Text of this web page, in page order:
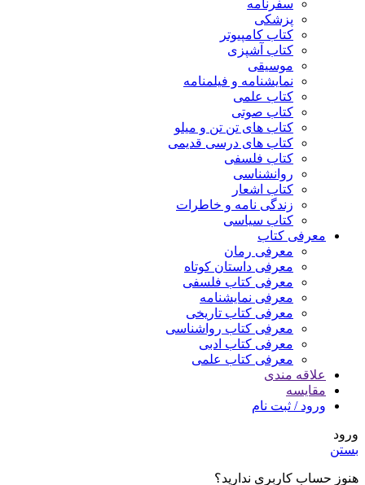
سفرنامه
پزشکی
کتاب کامپیوتر
کتاب آشپزی
موسیقی
نمایشنامه و فیلمنامه
کتاب علمی
کتاب صوتی
کتاب های تن تن و میلو
کتاب های درسی قدیمی
کتاب فلسفی
روانشناسی
کتاب اشعار
زندگی نامه و خاطرات
کتاب سیاسی
معرفی کتاب
معرفی رمان
معرفی داستان کوتاه
معرفی کتاب فلسفی
معرفی نمایشنامه
معرفی کتاب تاریخی
معرفی کتاب رواشناسی
معرفی کتاب ادبی
معرفی کتاب علمی
علاقه مندی
مقایسه
ورود / ثبت نام
ورود
بستن
هنوز حساب کاربری ندارید؟